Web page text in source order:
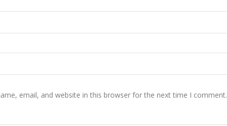
email, and website in this browser for the next time I comment.